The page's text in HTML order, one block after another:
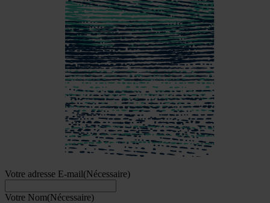
Votre adresse E-mail(Nécessaire)
Votre Nom(Nécessaire)